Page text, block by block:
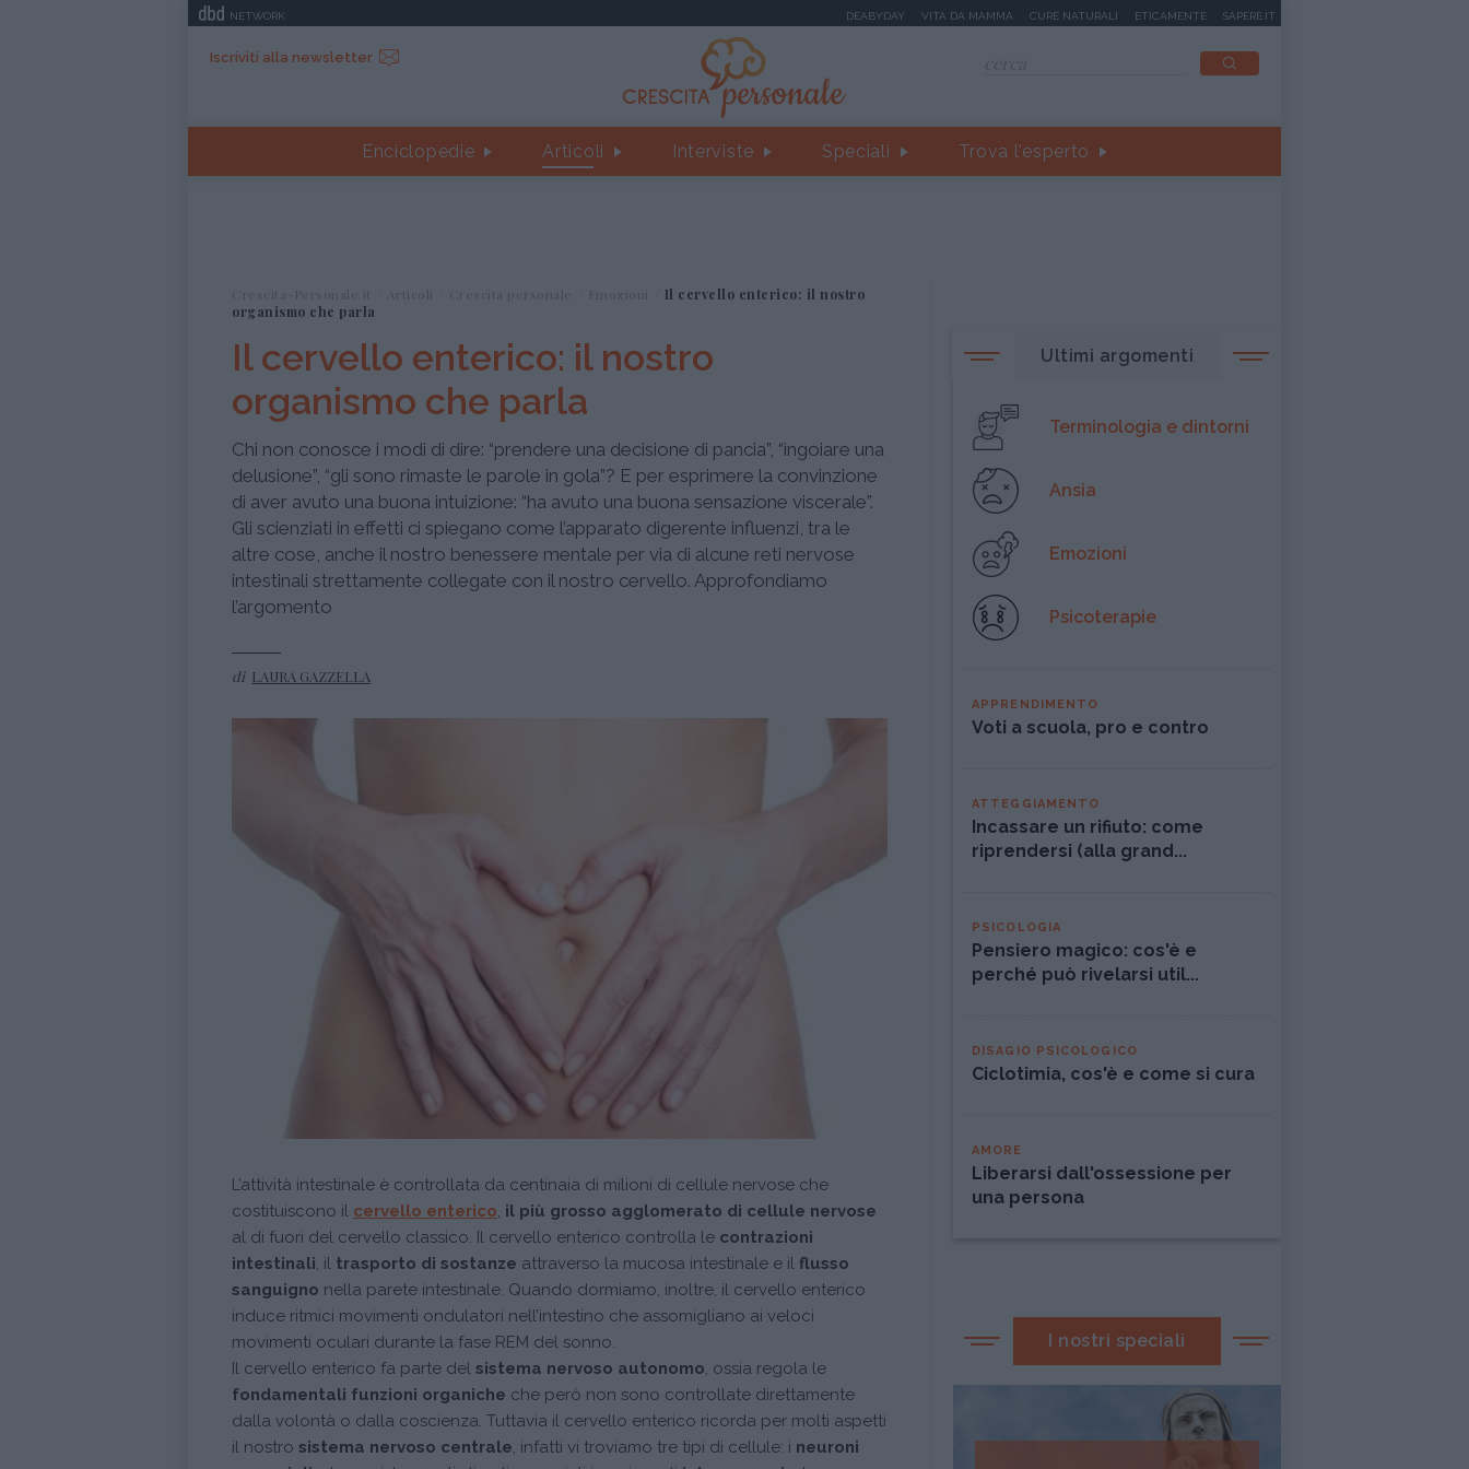
NETWORK DEABYDAY VITA DA MAMMA CURE NATURALI ETICAMENTE SAPERE.IT
Iscriviti alla newsletter
Enciclopedie Articoli Interviste Speciali Trova l'esperto
Il cervello enterico: il nostro
organismo che parla
Il cervello enterico: il nostro
organismo che parla
Chi non conosce i modi di dire: “prendere una decisione di pancia”, “ingoiare una
delusione”, “gli sono rimaste le parole in gola”? E per esprimere la convinzione
di aver avuto una buona intuizione: “ha avuto una buona sensazione viscerale”.
Gli scienziati in effetti ci spiegano come l’apparato digerente influenzi, tra le
altre cose, anche il nostro benessere mentale per via di alcune reti nervose
intestinali strettamente collegate con il nostro cervello. Approfondiamo
l’argomento
di LAURA GAZZELLA
L’attività intestinale è controllata da centinaia di milioni di cellule nervose che
costituiscono il cervello enterico, il più grosso agglomerato di cellule nervose
al di fuori del cervello classico. Il cervello enterico controlla le contrazioni
intestinali, il trasporto di sostanze attraverso la mucosa intestinale e il flusso
sanguigno nella parete intestinale. Quando dormiamo, inoltre, il cervello enterico
induce ritmici movimenti ondulatori nell’intestino che assomigliano ai veloci
movimenti oculari durante la fase REM del sonno.
Il cervello enterico fa parte del sistema nervoso autonomo, ossia regola le
fondamentali funzioni organiche che però non sono controllate direttamente
dalla volontà o dalla coscienza. Tuttavia il cervello enterico ricorda per molti aspetti
il nostro sistema nervoso centrale, infatti vi troviamo tre tipi di cellule: i neuroni
Ultimi argomenti
Terminologia e dintorni
Ansia
Emozioni
Psicoterapie
APPRENDIMENTO
Voti a scuola, pro e contro
ATTEGGIAMENTO
Incassare un rifiuto: come
riprendersi (alla grand...
PSICOLOGIA
Pensiero magico: cos'è e
perché può rivelarsi util...
DISAGIO PSICOLOGICO
Ciclotimia, cos'è e come si cura
AMORE
Liberarsi dall'ossessione per
una persona
I nostri speciali